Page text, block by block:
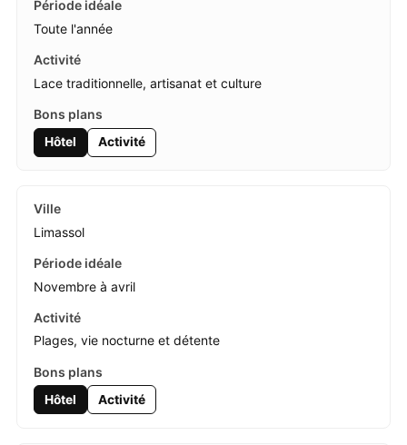
Toute l'année
Lace traditionnelle, artisanat et culture
Hôtel Activité
Limassol
Novembre à avril
Plages, vie nocturne et détente
Hôtel Activité